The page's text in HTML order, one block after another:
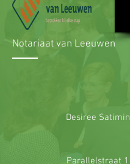
Notariaat van Leeuwen
Desiree Satimin
Parallelstraat 1